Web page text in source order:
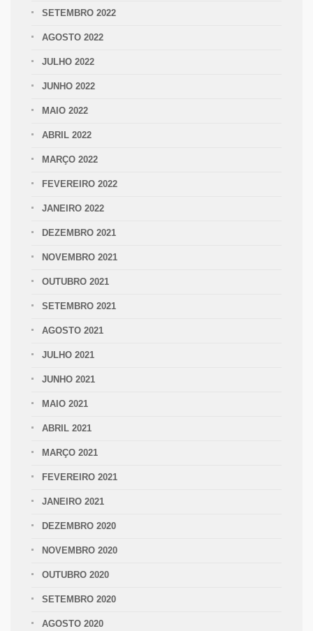
SETEMBRO 2022
AGOSTO 2022
JULHO 2022
JUNHO 2022
MAIO 2022
ABRIL 2022
MARÇO 2022
FEVEREIRO 2022
JANEIRO 2022
DEZEMBRO 2021
NOVEMBRO 2021
OUTUBRO 2021
SETEMBRO 2021
AGOSTO 2021
JULHO 2021
JUNHO 2021
MAIO 2021
ABRIL 2021
MARÇO 2021
FEVEREIRO 2021
JANEIRO 2021
DEZEMBRO 2020
NOVEMBRO 2020
OUTUBRO 2020
SETEMBRO 2020
AGOSTO 2020